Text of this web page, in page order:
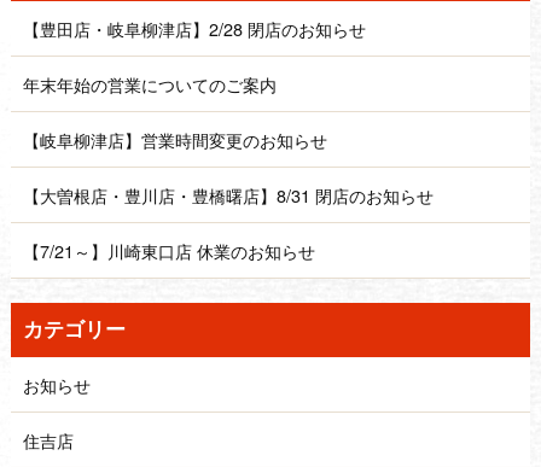
【豊田店・岐阜柳津店】2/28 閉店のお知らせ
年末年始の営業についてのご案内
【岐阜柳津店】営業時間変更のお知らせ
【大曽根店・豊川店・豊橋曙店】8/31 閉店のお知らせ
【7/21～】川崎東口店 休業のお知らせ
カテゴリー
お知らせ
住吉店